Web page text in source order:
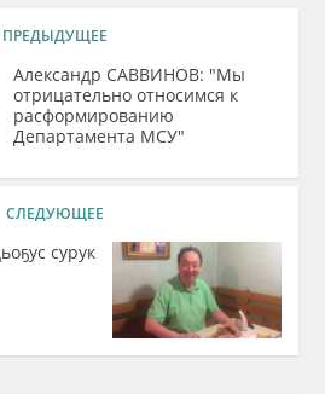
ПРЕДЫДУЩЕЕ
Александр САВВИНОВ: "Мы
отрицательно относимся к
расформированию
Департамента МСУ"
СЛЕДУЮЩЕЕ
сурук